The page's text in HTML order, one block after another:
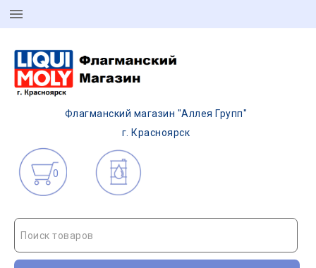
Флагманский магазин "Аллея Групп"
г. Красноярск
0
Поиск товаров